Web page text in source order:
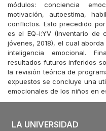
módulos: conciencia
motivación, autoestima,
conflictos. Esto precedido
es el EQ-i:YV (Inventario de
jóvenes, 2018), el cual
inteligencia emocional.
resultados futuros inferidos
la revisión teórica de
expuestos se concluye una
emocionales de los niños en
LA UNIVERSIDAD